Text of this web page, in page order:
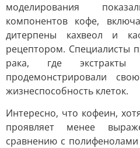
моделирования
компонентов кофе,
дитерпены кахвеол и
рецептором. Специалисты
рака, где экстракты
продемонстрировали
жизнеспособность клеток.
Интересно, что кофеин,
проявляет менее
сравнению с